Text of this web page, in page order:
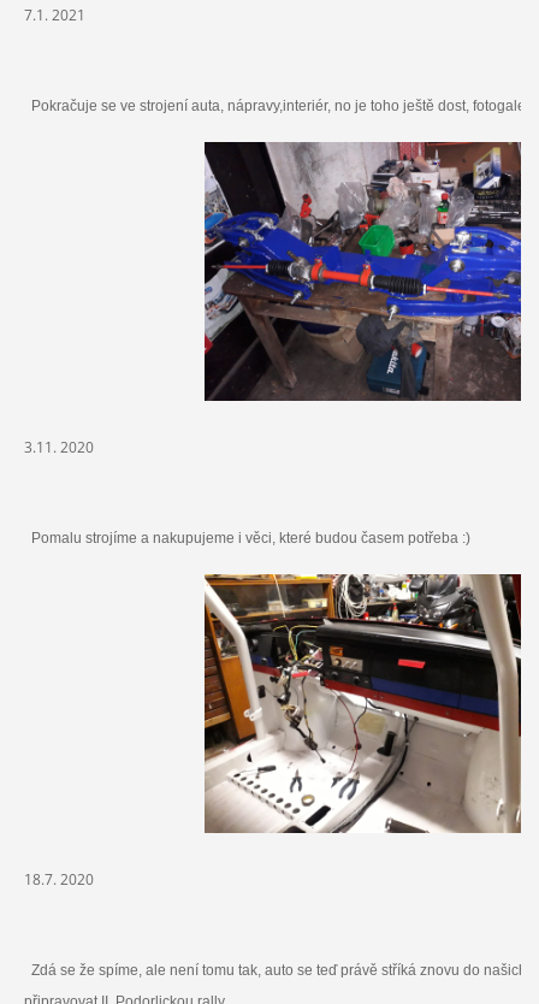
7.1. 2021
Pokračuje se ve strojení auta, nápravy,interiér, no je toho ještě dost,
3.11. 2020
Pomalu strojíme a nakupujeme i věci, které budou časem potřeba :)
18.7. 2020
Zdá se že spíme, ale není tomu tak, auto se teď právě stříká znovu do našich